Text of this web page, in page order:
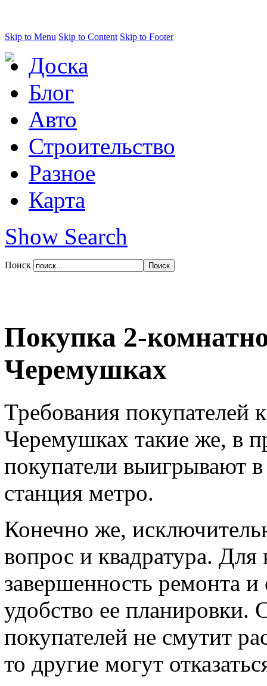
Skip to Menu Skip to Content Skip to Footer
Доска
Блог
Авто
Строительство
Разное
Карта
Show Search
Поиск
Покупка 2-
Черемушках
Требования
Черемушках такие же, в
покупатели выигрывают
станция метро.
Конечно же,
вопрос и квадратура. Для
завершенность ремонта
удобство ее планировки.
покупателей не смутит
то другие могут